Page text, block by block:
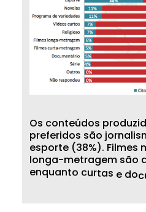
Os conteúdos produzid
preferidos são jornalis
esporte (38%). Filmes
longa-metragem são
enquanto curtas e doc